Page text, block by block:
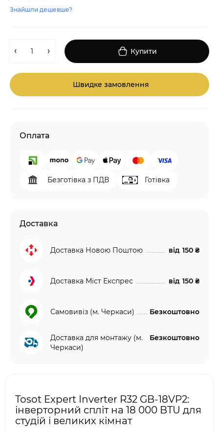
Знайшли дешевше?
Купити
Швидке замовлення
Оплата
Безготівка з ПДВ Готівка
Доставка
Доставка Новою Поштою від 150 ₴
Доставка Міст Експрес від 150 ₴
Самовивіз (м. Черкаси) Безкоштовно
Доставка для монтажу (м.
Черкаси)
Безкоштовно
Tosot Expert Inverter R32 GB-18VP2:
інверторний спліт на 18 000 BTU для
студій і великих кімнат